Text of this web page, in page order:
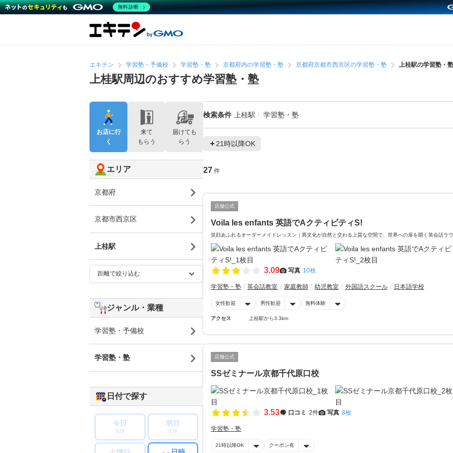
エキテン 学習塾・予備校 学習塾・塾 京都府内の学習塾・塾 京都府京都市西京区の学習塾・塾 上桂駅の学習塾・塾
上桂駅周辺のおすすめ学習塾・塾
検索条件 上桂駅 学習塾・塾
21時以降OK
27 件
店舗公式
Voila les enfants 英語でAクティビティS!
笑顔あふれるオーダーメイドレッスン｜異文化が自然と交わる上質な空間で、世界への扉を開く英会話ラ
3.09 写真 10枚
学習塾・塾 英会話教室 家庭教師 幼児教室 外国語スクール 日本語学校
女性歓迎 男性歓迎 無料体験
アクセス 上桂駅から3.3km
店舗公式
SSゼミナール京都千代原口校
3.53 口コミ 2件 写真 8枚
学習塾・塾
21時以降OK クーポン有
お店に行
く
来て
もらう
届けても
らう
エリア
京都府
京都市西京区
上桂駅
ジャンル・業種
学習塾・予備校
学習塾・塾
日付で探す
今日
8/8
明日
8/9
無料診断